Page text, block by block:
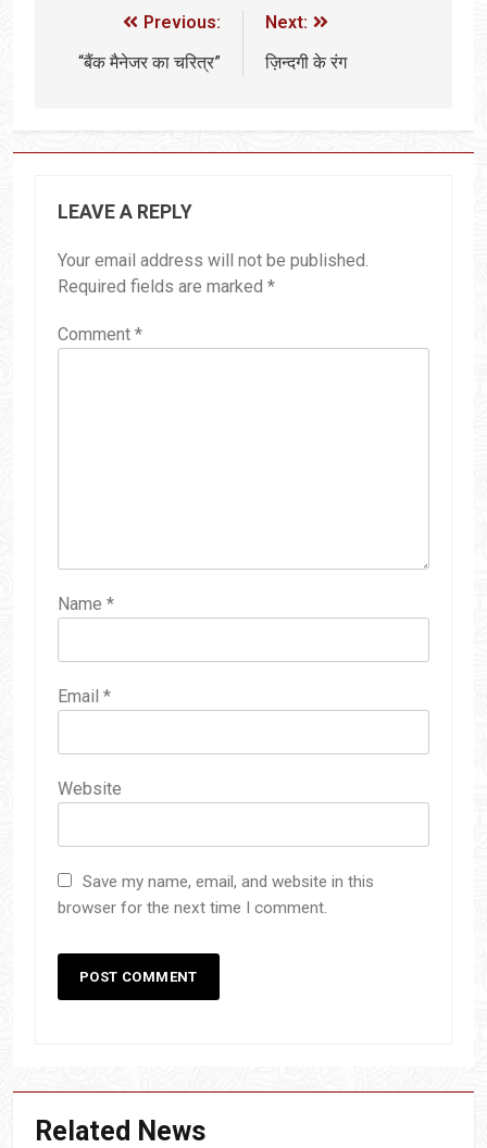
Previous:
“बैंक मैनेजर का चरित्र”
Next:
ज़िन्दगी के रंग
LEAVE A REPLY
Your email address will not be published.
Required fields are marked *
Comment *
Name *
Email *
Website
Save my name, email, and website in this
browser for the next time I comment.
Related News